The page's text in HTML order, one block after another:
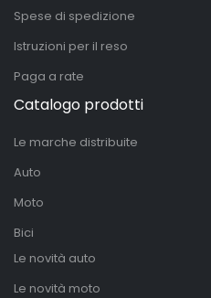
Spese di spedizione
Istruzioni per il reso
Paga a rate
Catalogo prodotti
Le marche distribuite
Auto
Moto
Bici
Le novità auto
Le novità moto